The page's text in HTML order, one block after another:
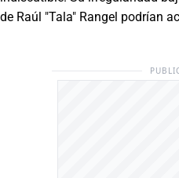
de Raúl "Tala" Rangel podrían